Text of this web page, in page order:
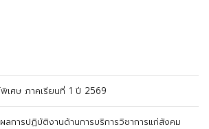
เศษ ภาคเรียนที่ 1 ปี 2569
ลการปฏิบัติงานด้านการบริการวิชาการแก่สังคม